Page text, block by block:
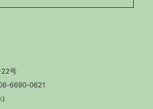
22号
6690-0621
)